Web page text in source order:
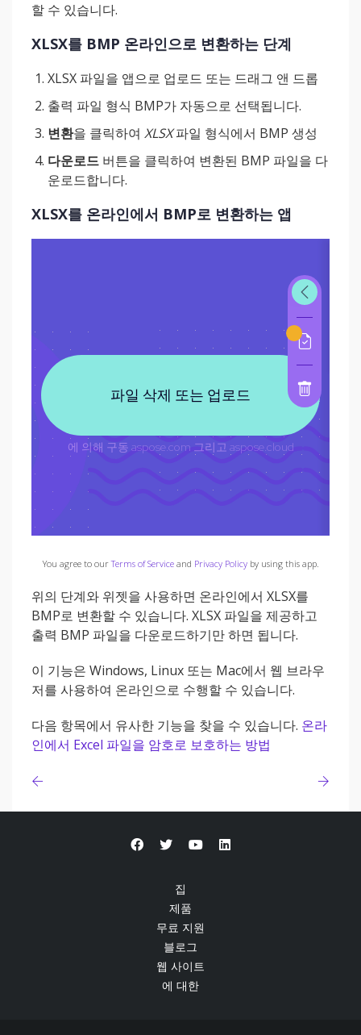
할 수 있습니다.
XLSX를 BMP 온라인으로 변환하는 단계
XLSX 파일을 앱으로 업로드 또는 드래그 앤 드롭
출력 파일 형식 BMP가 자동으로 선택됩니다.
변환을 클릭하여 XLSX파일 형식에서 BMP 생성
다운로드 버튼을 클릭하여 변환된 BMP 파일을 다
운로드합니다.
XLSX를 온라인에서 BMP로 변환하는 앱
You agree to ourTerms of Serviceand Privacy Policyby using this app.
위의 단계와 위젯을 사용하면 온라인에서 XLSX를
BMP로 변환할 수 있습니다. XLSX 파일을 제공하고
출력 BMP 파일을 다운로드하기만 하면 됩니다.
이 기능은 Windows, Linux 또는 Mac에서 웹 브라우
저를 사용하여 온라인으로 수행할 수 있습니다.
다음 항목에서 유사한 기능을 찾을 수 있습니다. 온라
인에서 Excel 파일을 암호로 보호하는 방법
집
제품
무료 지원
블로그
웹 사이트
에 대한